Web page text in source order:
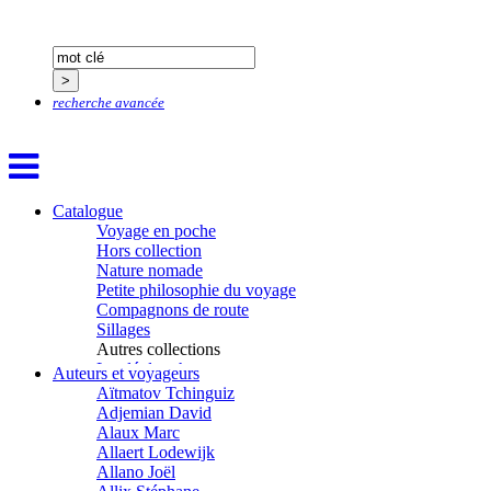
recherche avancée
Catalogue
Voyage en poche
Hors collection
Nature nomade
Petite philosophie du voyage
Compagnons de route
Sillages
Autres collections
La clé des champs
Chemins d’étoiles
Visions
Auteurs et voyageurs
Aïtmatov Tchinguiz
Adjemian David
Alaux Marc
Allaert Lodewijk
Allano Joël